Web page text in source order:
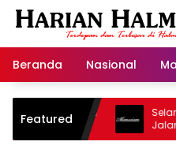
Langsung
Beranda
Nasional
Featured
Warisan
Selamat
Jalan